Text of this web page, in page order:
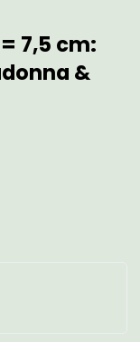
7,5 cm:
&